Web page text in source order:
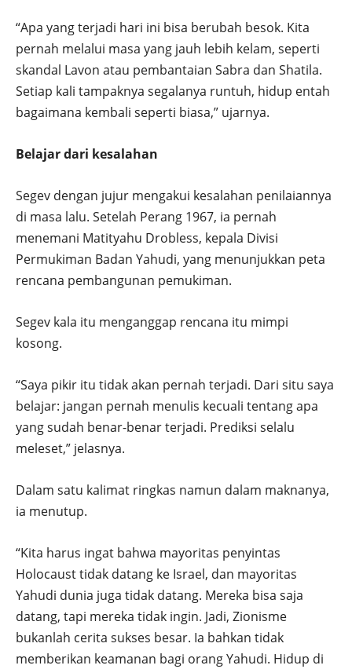
“Apa yang terjadi hari ini bisa berubah besok. Kita
pernah melalui masa yang jauh lebih kelam, seperti
skandal Lavon atau pembantaian Sabra dan Shatila.
Setiap kali tampaknya segalanya runtuh, hidup entah
bagaimana kembali seperti biasa,” ujarnya.
Belajar dari kesalahan
Segev dengan jujur mengakui kesalahan penilaiannya
di masa lalu. Setelah Perang 1967, ia pernah
menemani Matityahu Drobless, kepala Divisi
Permukiman Badan Yahudi, yang menunjukkan peta
rencana pembangunan pemukiman.
Segev kala itu menganggap rencana itu mimpi
kosong.
“Saya pikir itu tidak akan pernah terjadi. Dari situ saya
belajar: jangan pernah menulis kecuali tentang apa
yang sudah benar-benar terjadi. Prediksi selalu
meleset,” jelasnya.
Dalam satu kalimat ringkas namun dalam maknanya,
ia menutup.
“Kita harus ingat bahwa mayoritas penyintas
Holocaust tidak datang ke Israel, dan mayoritas
Yahudi dunia juga tidak datang. Mereka bisa saja
datang, tapi mereka tidak ingin. Jadi, Zionisme
bukanlah cerita sukses besar. Ia bahkan tidak
memberikan keamanan bagi orang Yahudi. Hidup di